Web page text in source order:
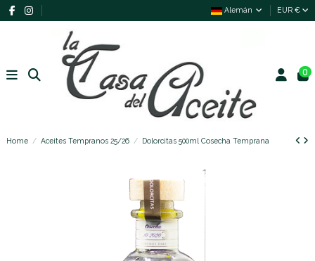
Alemán EUR €
0
Home Aceites Tempranos 25/26 Dolorcitas 500ml Cosecha Temprana